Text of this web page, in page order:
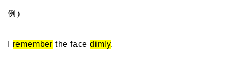
例）
remember the facedimly.